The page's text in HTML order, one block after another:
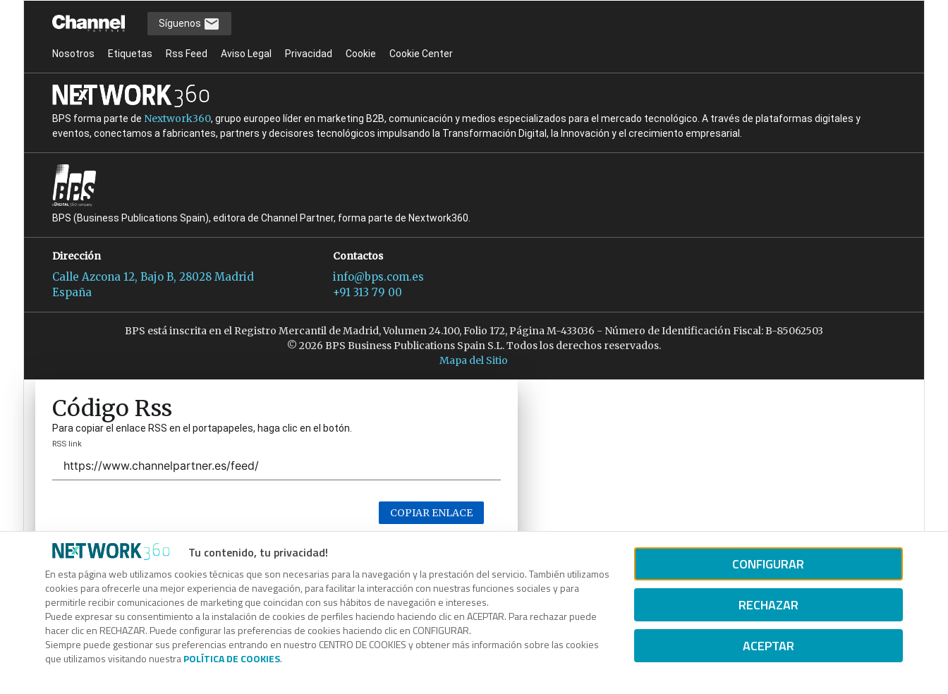
Tu contenido, tu privacidad!
En esta página web utilizamos cookies técnicas que son necesarias para la navegación y la prestación del servicio. También utilizamos
cookies para ofrecerle una mejor experiencia de navegación, para facilitar la interacción con nuestras funciones sociales y para
permitirle recibir comunicaciones de marketing que coincidan con sus hábitos de navegación e intereses.
Puede expresar su consentimiento a la instalación de cookies de perfiles haciendo haciendo clic en ACEPTAR. Para rechazar puede
hacer clic en RECHAZAR. Puede configurar las preferencias de cookies haciendo clic en CONFIGURAR.
Siempre puede gestionar sus preferencias entrando en nuestro CENTRO DE COOKIES y obtener más información sobre las cookies
que utilizamos visitando nuestraPOLÍTICA DE COOKIES.
CONFIGURAR
RECHAZAR
ACEPTAR
Síguenos
Nosotros Etiquetas Rss Feed Aviso Legal Privacidad Cookie Cookie Center
BPS forma parte de Nextwork360, grupo europeo líder en marketing B2B, comunicación y medios especializados para el mercado tecnológico. A través de plataformas digitales y
eventos, conectamos a fabricantes, partners y decisores tecnológicos impulsando la Transformación Digital, la Innovación y el crecimiento empresarial.
BPS (Business Publications Spain), editora de Channel Partner, forma parte de Nextwork360.
Dirección
Calle Azcona 12, Bajo B, 28028 Madrid
España
Contactos
info@bps.com.es
+91 313 79 00
BPS está inscrita en el Registro Mercantil de Madrid, Volumen 24.100, Folio 172, Página M-433036 - Número de Identificación Fiscal: B-85062503
© 2026 BPS Business Publications Spain S.L. Todos los derechos reservados.
Mapa del Sitio
Código Rss
Para copiar el enlace RSS en el portapapeles, haga clic en el botón.
RSS link
COPIAR ENLACE
Código Rss
Para copiar el enlace RSS en el portapapeles, haga clic en el botón.